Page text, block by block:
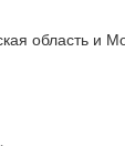
область и